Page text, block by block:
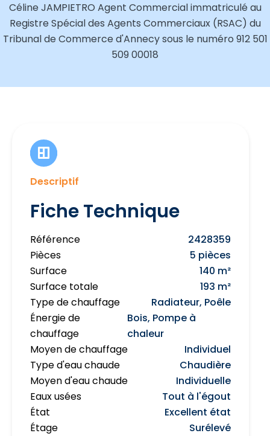
Céline JAMPIETRO Agent Commercial immatriculé au
Registre Spécial des Agents Commerciaux (RSAC) du
Tribunal de Commerce d'Annecy sous le numéro 912 501
509 00018
Descriptif
Fiche Technique
Référence
2428359
Pièces
5 pièces
Surface
140 m²
Surface totale
193 m²
Type de chauffage
Radiateur, Poêle
Énergie de
chauffage
Bois, Pompe à
chaleur
Moyen de chauffage
Individuel
Type d'eau chaude
Chaudière
Moyen d'eau chaude
Individuelle
Eaux usées
Tout à l'égout
État
Excellent état
Étage
Surélevé